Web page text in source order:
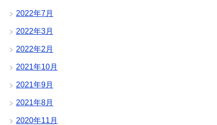
2022年7月
2022年3月
2022年2月
2021年10月
2021年9月
2021年8月
2020年11月